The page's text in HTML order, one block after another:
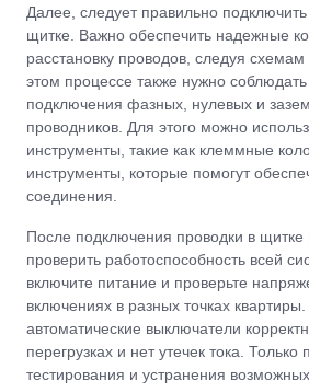
Далее, следует правильно
щитке. Важно обеспечить надежные
расстановку проводов, следуя
этом процессе также нужно
подключения фазных, нулевых и
проводников. Для этого можно
инструменты, такие как клеммные
инструменты, которые помогут
соединения.
После подключения проводки в
проверить работоспособность всей
включите питание и проверьте
включениях в разных точках
автоматические выключатели
перегрузках и нет утечек тока.
тестирования и устранения